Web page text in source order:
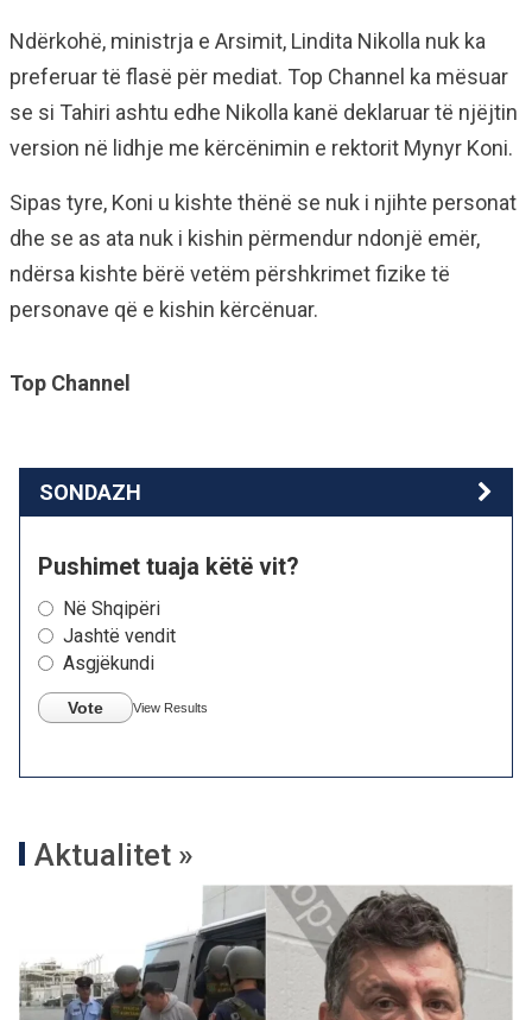
Ndërkohë, ministrja e Arsimit, Lindita Nikolla nuk ka
preferuar të flasë për mediat. Top Channel ka mësuar
se si Tahiri ashtu edhe Nikolla kanë deklaruar të njëjtin
version në lidhje me kërcënimin e rektorit Mynyr Koni.
Sipas tyre, Koni u kishte thënë se nuk i njihte personat
dhe se as ata nuk i kishin përmendur ndonjë emër,
ndërsa kishte bërë vetëm përshkrimet fizike të
personave që e kishin kërcënuar.
Top Channel
SONDAZH
Pushimet tuaja këtë vit?
Në Shqipëri
Jashtë vendit
Asgjëkundi
Vote View Results
Aktualitet »